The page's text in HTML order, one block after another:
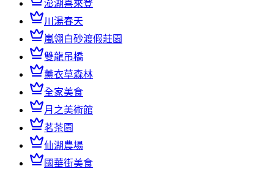
澎湖喜來登
川湯春天
嵐翎白砂渡假莊園
雙龍吊橋
薰衣草森林
全家美食
月之美術館
茗茶園
仙湖農場
國華街美食